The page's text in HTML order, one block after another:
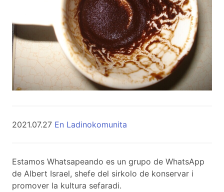
2021.07.27 En Ladinokomunita
Estamos Whatsapeando es un grupo de WhatsApp
de Albert Israel, shefe del sirkolo de konservar i
promover la kultura sefaradi.